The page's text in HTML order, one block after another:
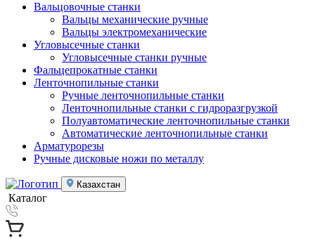
Вальцовочные станки
Вальцы механические ручные
Вальцы электромеханические
Угловысечные станки
Угловысечные станки ручные
Фальцепрокатные станки
Ленточнопильные станки
Ручные ленточнопильные станки
Ленточнопильные станки с гидроразгрузкой
Полуавтоматические ленточнопильные станки
Автоматические ленточнопильные станки
Арматурорезы
Ручные дисковые ножи по металлу
Казахстан
Каталог